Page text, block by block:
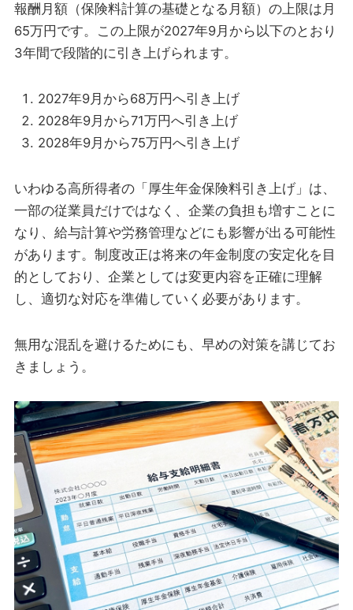
報酬月額（保険料計算の基礎となる月額）の上限は月
65万円です。この上限が2027年9月から以下のとおり
3年間で段階的に引き上げられます。
2027年9月から68万円へ引き上げ
2028年9月から71万円へ引き上げ
2028年9月から75万円へ引き上げ
いわゆる高所得者の「厚生年金保険料引き上げ」は、
一部の従業員だけではなく、企業の負担も増すことに
なり、給与計算や労務管理などにも影響が出る可能性
があります。制度改正は将来の年金制度の安定化を目
的としており、企業としては変更内容を正確に理解
し、適切な対応を準備していく必要があります。
無用な混乱を避けるためにも、早めの対策を講じてお
きましょう。